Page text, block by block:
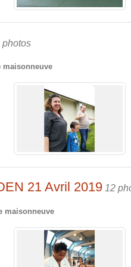
photos
maisonneuve
21 Avril 2019 12
maisonneuve